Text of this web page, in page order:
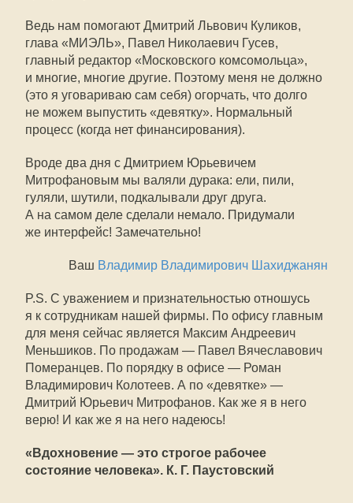
Ведь нам помогают Дмитрий Львович Куликов,
глава «МИЭЛЬ», Павел Николаевич Гусев,
главный редактор «Московского комсомольца»,
и многие, многие другие. Поэтому меня не должно
(это я уговариваю сам себя) огорчать, что долго
не можем выпустить «девятку». Нормальный
процесс (когда нет финансирования).
Вроде два дня с Дмитрием Юрьевичем
Митрофановым мы валяли дурака: ели, пили,
гуляли, шутили, подкалывали друг друга.
А на самом деле сделали немало. Придумали
же интерфейс! Замечательно!
Ваш Владимир Владимирович Шахиджанян
P.S. С уважением и признательностью отношусь
я к сотрудникам нашей фирмы. По офису главным
для меня сейчас является Максим Андреевич
Меньшиков. По продажам — Павел Вячеславович
Померанцев. По порядку в офисе — Роман
Владимирович Колотеев. А по «девятке» —
Дмитрий Юрьевич Митрофанов. Как же я в него
верю! И как же я на него надеюсь!
«Вдохновение — это строгое рабочее
состояние человека». К. Г. Паустовский